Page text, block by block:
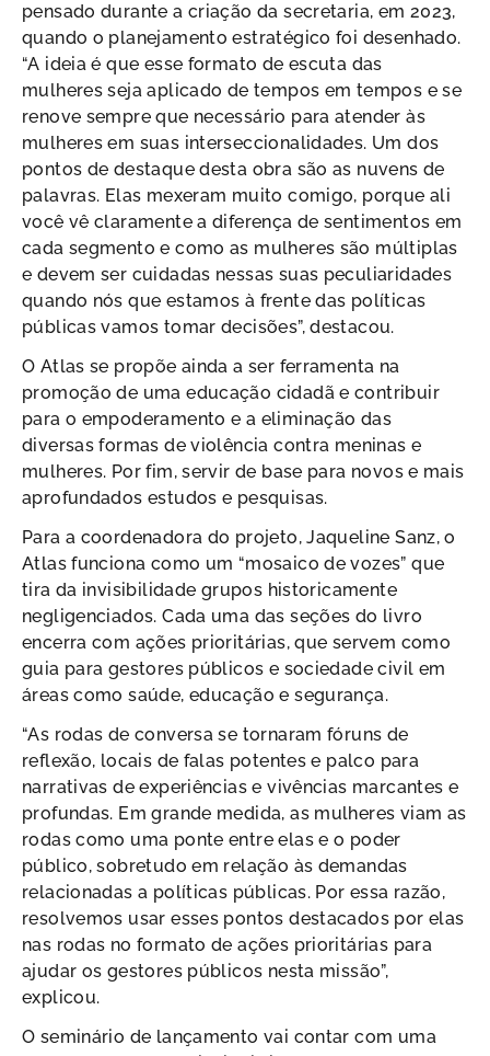
pensado durante a criação da secretaria, em 2023,
quando o planejamento estratégico foi desenhado.
“A ideia é que esse formato de escuta das
mulheres seja aplicado de tempos em tempos e se
renove sempre que necessário para atender às
mulheres em suas interseccionalidades. Um dos
pontos de destaque desta obra são as nuvens de
palavras. Elas mexeram muito comigo, porque ali
você vê claramente a diferença de sentimentos em
cada segmento e como as mulheres são múltiplas
e devem ser cuidadas nessas suas peculiaridades
quando nós que estamos à frente das políticas
públicas vamos tomar decisões”, destacou.
O Atlas se propõe ainda a ser ferramenta na
promoção de uma educação cidadã e contribuir
para o empoderamento e a eliminação das
diversas formas de violência contra meninas e
mulheres. Por fim, servir de base para novos e mais
aprofundados estudos e pesquisas.
Para a coordenadora do projeto, Jaqueline Sanz, o
Atlas funciona como um “mosaico de vozes” que
tira da invisibilidade grupos historicamente
negligenciados. Cada uma das seções do livro
encerra com ações prioritárias, que servem como
guia para gestores públicos e sociedade civil em
áreas como saúde, educação e segurança.
“As rodas de conversa se tornaram fóruns de
reflexão, locais de falas potentes e palco para
narrativas de experiências e vivências marcantes e
profundas. Em grande medida, as mulheres viam as
rodas como uma ponte entre elas e o poder
público, sobretudo em relação às demandas
relacionadas a políticas públicas. Por essa razão,
resolvemos usar esses pontos destacados por elas
nas rodas no formato de ações prioritárias para
ajudar os gestores públicos nesta missão”,
explicou.
O seminário de lançamento vai contar com uma